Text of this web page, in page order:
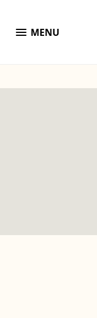
menu MENU